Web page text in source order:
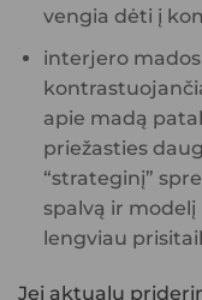
vengia dėti į
interjero
apie madą
priežasties
“strateginį”
spalvą ir
lengviau
Jei aktualu